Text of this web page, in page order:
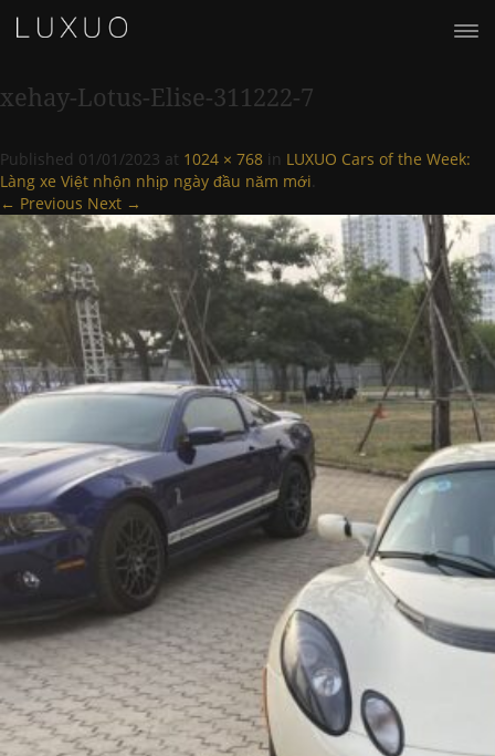
xehay-Lotus-Elise-311222-7
Published 01/01/2023 at 1024 × 768 in LUXUO Cars of the Week:
Làng xe Việt nhộn nhịp ngày đầu năm mới.
← Previous Next →